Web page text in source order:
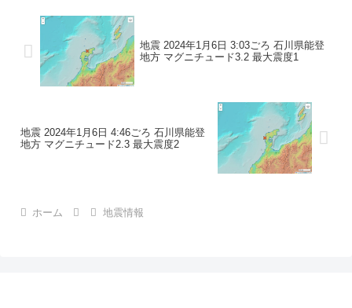
地震 2024年1月6日 3:03ごろ 石川県能登
地方 マグニチュード3.2 最大震度1
地震 2024年1月6日 4:46ごろ 石川県能登
地方 マグニチュード2.3 最大震度2
ホーム 地震情報